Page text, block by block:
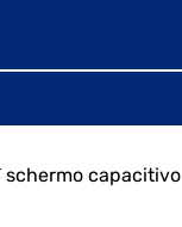
schermo capacitivo